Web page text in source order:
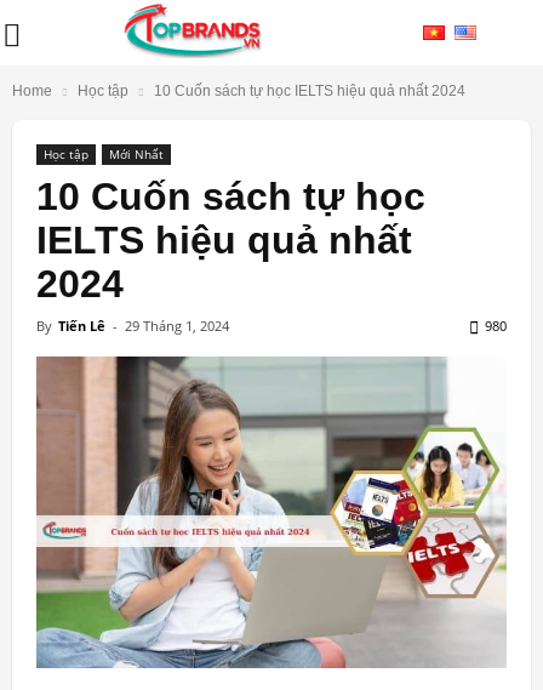
Home Học tập 10 Cuốn sách tự học IELTS hiệu quả nhất 2024
Học tập Mới Nhất
10 Cuốn sách tự học
IELTS hiệu quả nhất
2024
By Tiến Lê - 29 Tháng 1, 2024 980